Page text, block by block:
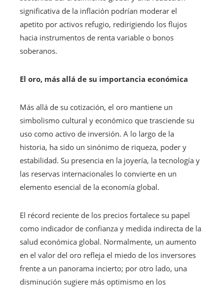
significativa de la inflación podrían moderar el
apetito por activos refugio, redirigiendo los flujos
hacia instrumentos de renta variable o bonos
soberanos.
El oro, más allá de su importancia económica
Más allá de su cotización, el oro mantiene un
simbolismo cultural y económico que trasciende su
uso como activo de inversión. A lo largo de la
historia, ha sido un sinónimo de riqueza, poder y
estabilidad. Su presencia en la joyería, la tecnología y
las reservas internacionales lo convierte en un
elemento esencial de la economía global.
El récord reciente de los precios fortalece su papel
como indicador de confianza y medida indirecta de la
salud económica global. Normalmente, un aumento
en el valor del oro refleja el miedo de los inversores
frente a un panorama incierto; por otro lado, una
disminución sugiere más optimismo en los